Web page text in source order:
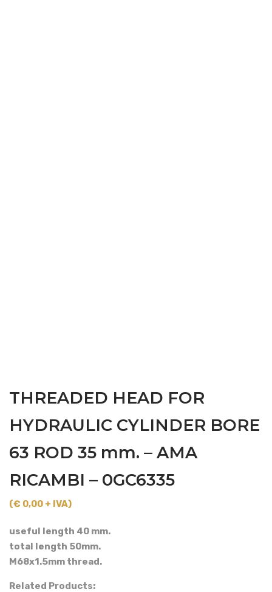
THREADED HEAD FOR
HYDRAULIC CYLINDER BORE
63 ROD 35 mm. – AMA
RICAMBI – 0GC6335
(€ 0,00 + IVA)
useful length 40 mm.
total length 50mm.
M68x1.5mm thread.
Related Products: